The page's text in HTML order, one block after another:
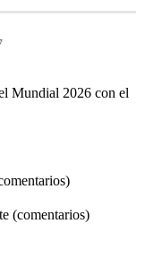
Mundial 2026 con el
(comentarios)